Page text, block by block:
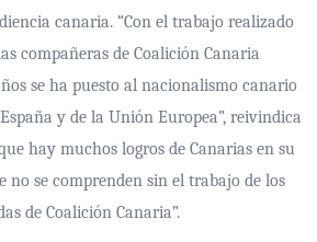
canaria. “Con el trabajo realizado
compañeras de Coalición Canaria
se ha puesto al nacionalismo canario
y de la Unión Europea”, reivindica
hay muchos logros de Canarias en su
no se comprenden sin el trabajo de los
de Coalición Canaria”.